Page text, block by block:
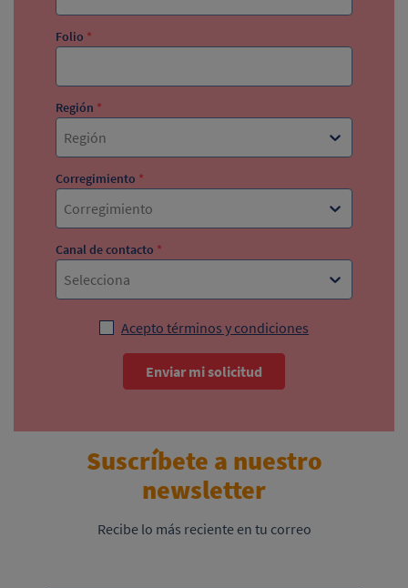
Folio *
Región *
Región
Corregimiento *
Corregimiento
Canal de contacto *
Selecciona
Acepto términos y condiciones
Enviar mi solicitud
Suscríbete a nuestro
newsletter
Recibe lo más reciente en tu correo